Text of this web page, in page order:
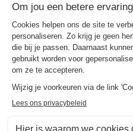
Spanje -Valencia- Alicante
Beste aanbieding
Vakantieparken
Valencia